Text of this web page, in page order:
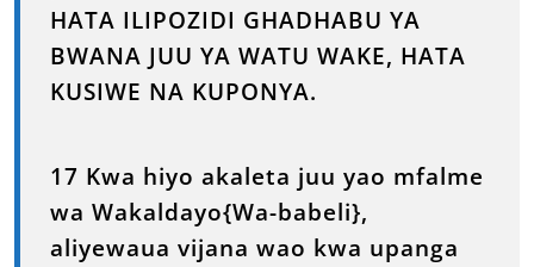
HATA ILIPOZIDI GHADHABU YA
BWANA JUU YA WATU WAKE, HATA
KUSIWE NA KUPONYA.
17 Kwa hiyo akaleta juu yao mfalme
wa Wakaldayo{Wa-babeli},
aliyewaua vijana wao kwa upanga